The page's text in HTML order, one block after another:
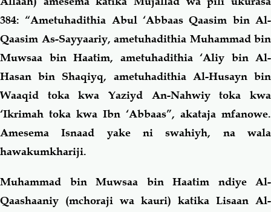
384: “Ametuhadithia Abul ‘Abbaas Qaasim bin Al-
Qaasim As-Sayyaariy, ametuhadithia Muhammad bin
Muwsaa bin Haatim, ametuhadithia ‘Aliy bin Al-
Hasan bin Shaqiyq, ametuhadithia Al-Husayn bin
Waaqid toka kwa Yaziyd An-Nahwiy toka kwa
‘Ikrimah toka kwa Ibn ‘Abbaas”, akataja mfanowe.
Amesema Isnaad yake ni swahiyh, na wala
hawakumkhariji.
Muhammad bin Muwsaa bin Haatim ndiye Al-
Qaashaaniy (mchoraji wa kauri) katika Lisaan Al-